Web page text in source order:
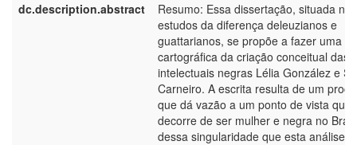
dc.description.abstract
Resumo: Essa dissertação, situada nos
estudos da diferença deleuzianos e
guattarianos, se propõe a fazer uma
cartográfica da criação conceitual das
intelectuais negras Lélia González e
Carneiro. A escrita resulta de um
que dá vazão a um ponto de vista que
decorre de ser mulher e negra no
dessa singularidade que esta análise